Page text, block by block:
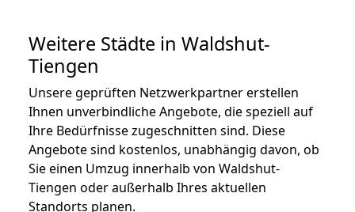
Weitere Städte in Waldshut-
Tiengen
Unsere geprüften Netzwerkpartner erstellen
Ihnen unverbindliche Angebote, die speziell auf
Ihre Bedürfnisse zugeschnitten sind. Diese
Angebote sind kostenlos, unabhängig davon, ob
Sie einen Umzug innerhalb von Waldshut-
Tiengen oder außerhalb Ihres aktuellen
Standorts planen.